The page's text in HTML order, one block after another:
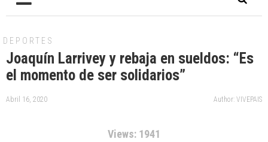
DEPORTES
Joaquín Larrivey y rebaja en sueldos: “Es
el momento de ser solidarios”
Abril 16, 2020 Author: VIVEPAIS
Views: 1941